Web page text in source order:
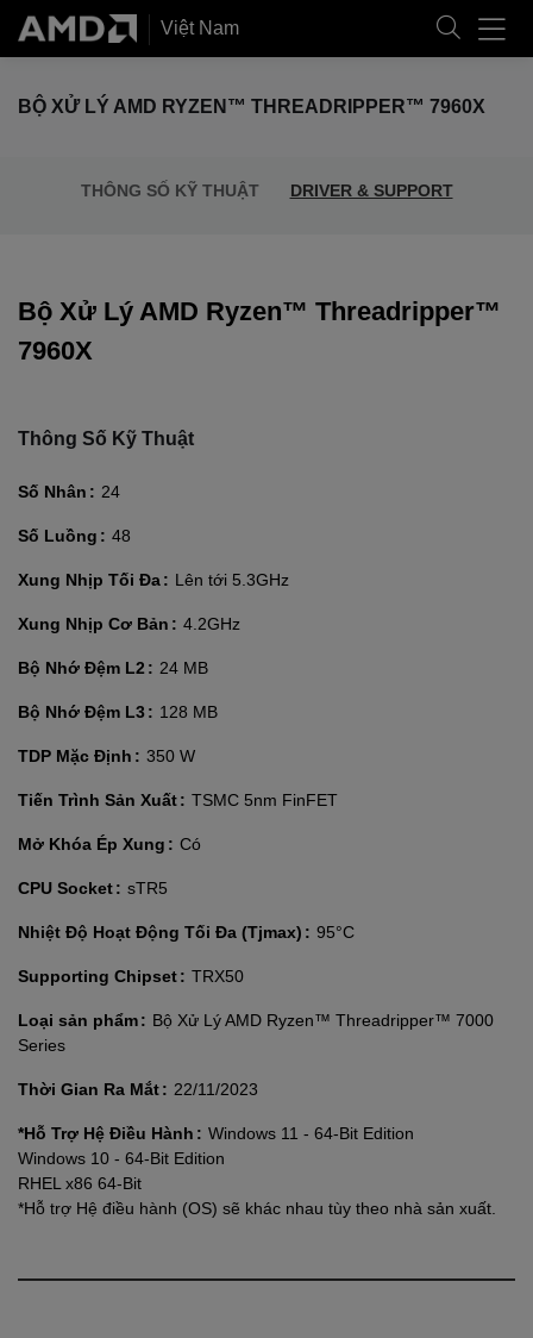
Việt Nam
BỘ XỬ LÝ AMD RYZEN™ THREADRIPPER™ 7960X
THÔNG SỐ KỸ THUẬT DRIVER & SUPPORT
Bộ Xử Lý AMD Ryzen™ Threadripper™
7960X
Thông Số Kỹ Thuật
Số Nhân 24
Số Luồng 48
Xung Nhịp Tối Đa Lên tới 5.3GHz
Xung Nhịp Cơ Bản 4.2GHz
Bộ Nhớ Đệm L2 24 MB
Bộ Nhớ Đệm L3 128 MB
TDP Mặc Định 350 W
Tiến Trình Sản Xuất TSMC 5nm FinFET
Mở Khóa Ép Xung Có
CPU Socket sTR5
Nhiệt Độ Hoạt Động Tối Đa (Tjmax) 95°C
Supporting Chipset TRX50
Loại sản phẩm
Bộ Xử Lý AMD Ryzen™ Threadripper™ 7000
Series
Thời Gian Ra Mắt 22/11/2023
*Hỗ Trợ Hệ Điều Hành
Windows 11 - 64-Bit Edition
Windows 10 - 64-Bit Edition
RHEL x86 64-Bit
*Hỗ trợ Hệ điều hành (OS) sẽ khác nhau tùy theo nhà sản xuất.